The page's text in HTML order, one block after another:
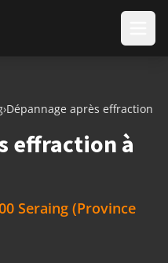
›Dépannage après effraction
effraction à
Seraing (Province